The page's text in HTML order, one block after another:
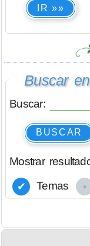
IR »»
Buscar
Buscar:
BUSCAR
Mostrar
Temas